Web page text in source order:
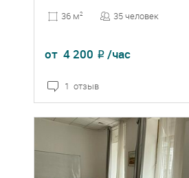
36 м2 35 человек
от 4 200 ₽ /час
1 отзыв